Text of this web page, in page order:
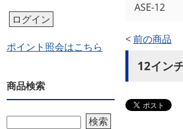
ログイン
ポイント照会はこちら
商品検索
検索
ASE-12
<前の商品
12イン